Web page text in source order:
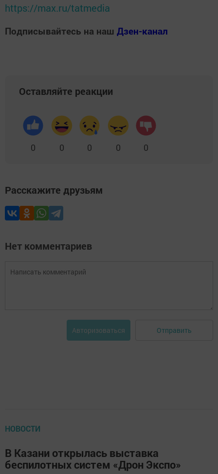
https://max.ru/tatmedia
Подписывайтесь на наш Дзен-канал
Оставляйте реакции
0 0 0 0 0
Расскажите друзьям
Нет комментариев
Авторизоваться Отправить
НОВОСТИ
В Казани открылась выставка
беспилотных систем «Дрон Экспо»